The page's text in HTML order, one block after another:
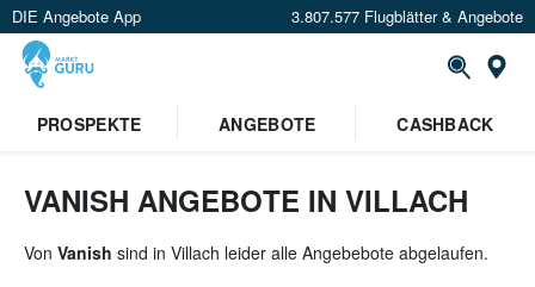
DIE Angebote App 3.807.577 Flugblätter & Angebote
PROSPEKTE ANGEBOTE CASHBACK
VANISH ANGEBOTE IN VILLACH
Von Vanish sind in Villach leider alle Angebebote abgelaufen.